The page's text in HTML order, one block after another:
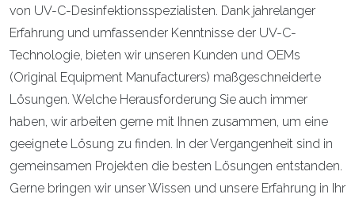
von UV-C-Desinfektionsspezialisten. Dank jahrelanger
Erfahrung und umfassender Kenntnisse der UV-C-
Technologie, bieten wir unseren Kunden und OEMs
(Original Equipment Manufacturers) maßgeschneiderte
Lösungen. Welche Herausforderung Sie auch immer
haben, wir arbeiten gerne mit Ihnen zusammen, um eine
geeignete Lösung zu finden. In der Vergangenheit sind in
gemeinsamen Projekten die besten Lösungen entstanden.
Gerne bringen wir unser Wissen und unsere Erfahrung in Ihr